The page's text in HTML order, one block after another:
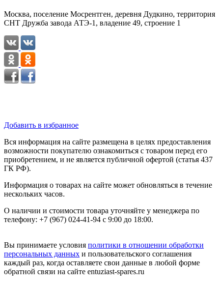
Москва, поселение Мосрентген, деревня Дудкино, территория
СНТ Дружба завода АТЭ-1, владение 49, строение 1
Добавить в избранное
Вся информация на сайте размещена в целях предоставления
возможности покупателю ознакомиться с товаром перед его
приобретением, и не является публичной офертой (статья 437
ГК РФ).
Информация о товарах на сайте может обновляться в течение
нескольких часов.
О наличии и стоимости товара уточняйте у менеджера по
телефону: +7 (967) 024-41-94 с 9:00 до 18:00.
Вы принимаете условия политики в отношении обработки
персональных данных и пользовательского соглашения
каждый раз, когда оставляете свои данные в любой форме
обратной связи на сайте entuziast-spares.ru